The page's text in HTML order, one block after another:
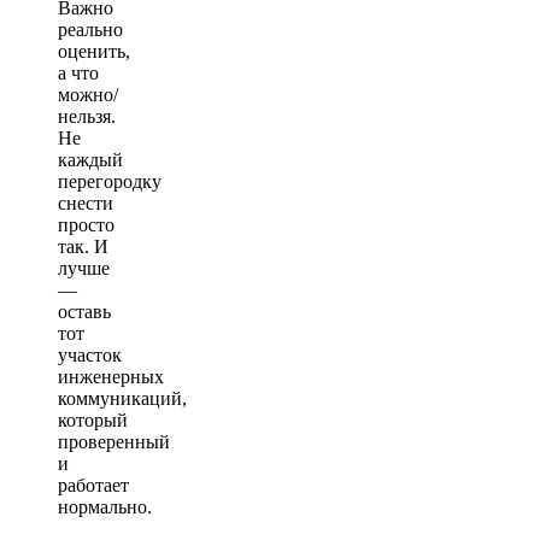
Важно
реально
оценить,
а что
можно/
нельзя.
Не
каждый
перегородку
снести
просто
так. И
лучше
—
оставь
тот
участок
инженерных
коммуникаций,
который
проверенный
и
работает
нормально.